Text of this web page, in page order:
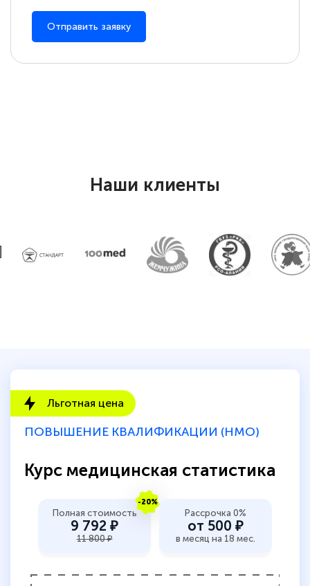
Отправить заявку
Наши клиенты
Льготная цена
ПОВЫШЕНИЕ КВАЛИФИКАЦИИ (НМО)
Курс медицинская статистика
-20%
Полная стоимость
9 792 ₽
11 800 ₽
Рассрочка 0%
от 500 ₽
в месяц на 18 мес.